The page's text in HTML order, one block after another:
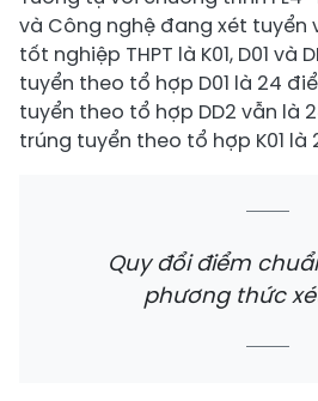
và Công nghệ đang xét tuyển
tốt nghiệp THPT là K01, D01 và
tuyển theo tổ hợp D01 là 24
tuyển theo tổ hợp DD2 vẫn là
trúng tuyển theo tổ hợp K01 là
Quy đổi điểm
phương thức